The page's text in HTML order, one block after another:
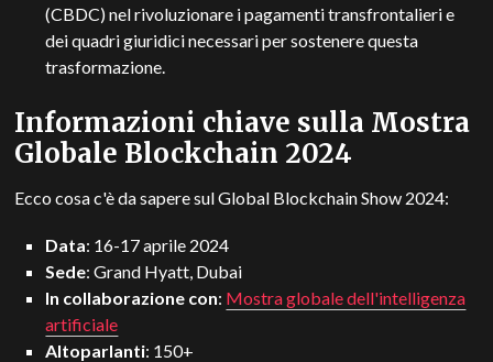
(CBDC) nel rivoluzionare i pagamenti transfrontalieri e
dei quadri giuridici necessari per sostenere questa
trasformazione.
Informazioni chiave sulla Mostra
Globale Blockchain 2024
Ecco cosa c'è da sapere sul Global Blockchain Show 2024:
Data: 16-17 aprile 2024
Sede: Grand Hyatt, Dubai
In collaborazione con: Mostra globale dell'intelligenza
artificiale
Altoparlanti: 150+